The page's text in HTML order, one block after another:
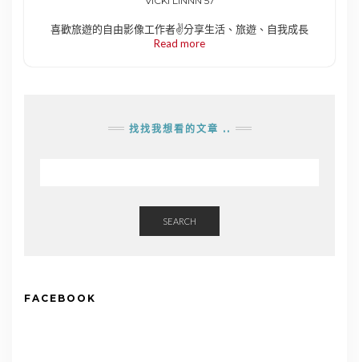
喜歡旅遊的自由影像工作者✌️分享生活、旅遊、自我成長
Read more
找找我想看的文章 ..
SEARCH
FACEBOOK